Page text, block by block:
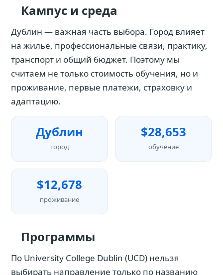
Кампус и среда
Дублин — важная часть выбора. Город влияет
на жильё, профессиональные связи, практику,
транспорт и общий бюджет. Поэтому мы
считаем не только стоимость обучения, но и
проживание, первые платежи, страховку и
адаптацию.
Дублин
город
$28,653
обучение
$12,678
проживание
Программы
По University College Dublin (UCD) нельзя
выбирать направление только по названию